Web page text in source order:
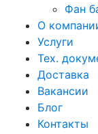
Фан
О
Услуги
Тех.
Доставка
Вакансии
Блог
Контакты